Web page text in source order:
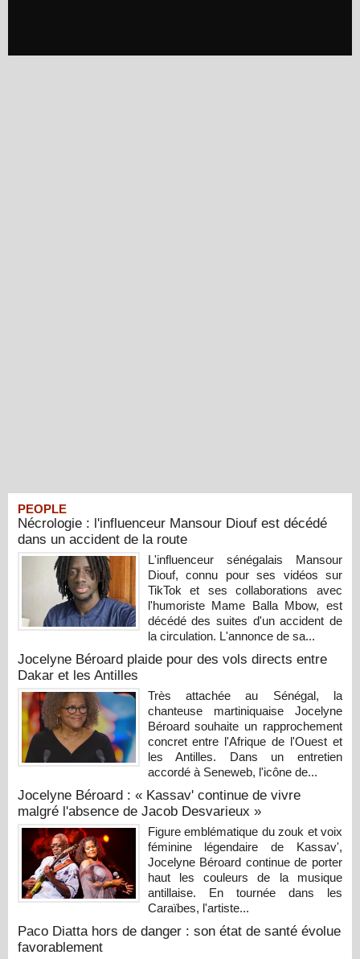
PEOPLE
Nécrologie : l'influenceur Mansour Diouf est décédé
dans un accident de la route
L'influenceur sénégalais Mansour
Diouf, connu pour ses vidéos sur
TikTok et ses collaborations avec
l'humoriste Mame Balla Mbow, est
décédé des suites d'un accident de
la circulation. L'annonce de sa...
Jocelyne Béroard plaide pour des vols directs entre
Dakar et les Antilles
Très attachée au Sénégal, la
chanteuse martiniquaise Jocelyne
Béroard souhaite un rapprochement
concret entre l'Afrique de l'Ouest et
les Antilles. Dans un entretien
accordé à Seneweb, l'icône de...
Jocelyne Béroard : « Kassav' continue de vivre
malgré l'absence de Jacob Desvarieux »
Figure emblématique du zouk et voix
féminine légendaire de Kassav',
Jocelyne Béroard continue de porter
haut les couleurs de la musique
antillaise. En tournée dans les
Caraïbes, l'artiste...
Paco Diatta hors de danger : son état de santé évolue
favorablement